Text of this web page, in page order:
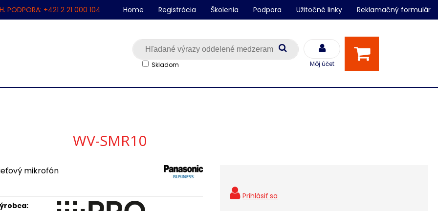
PODPORA: +421 2 21 000 104
Môj účet
Skladom
Home Registrácia Školenia Podpora Užitočné linky Reklamačný formulár
WV-SMR10
mikrofón